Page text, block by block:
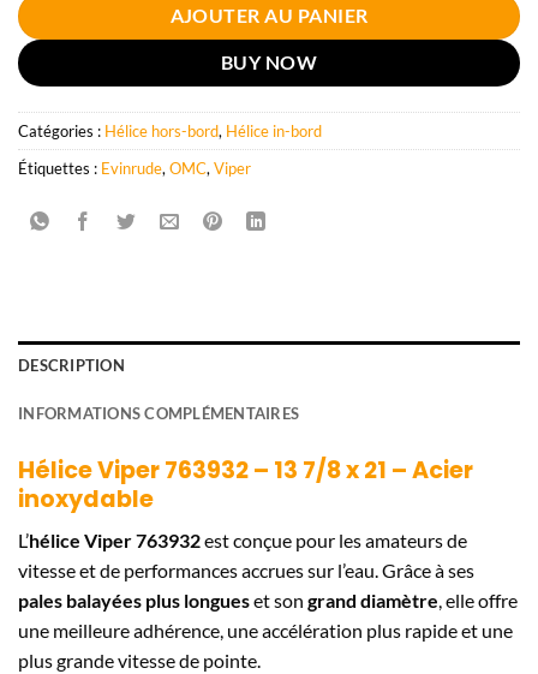
AJOUTER AU PANIER
BUY NOW
Catégories : Hélice hors-bord, Hélice in-bord
Étiquettes : Evinrude, OMC, Viper
DESCRIPTION
INFORMATIONS COMPLÉMENTAIRES
Hélice Viper 763932 – 13 7/8 x 21 – Acier
inoxydable
L’hélice Viper 763932est conçue pour les amateurs de
vitesse et de performances accrues sur l’eau. Grâce à ses
pales balayées plus longueset son grand diamètre, elle offre
une meilleure adhérence, une accélération plus rapide et une
plus grande vitesse de pointe.